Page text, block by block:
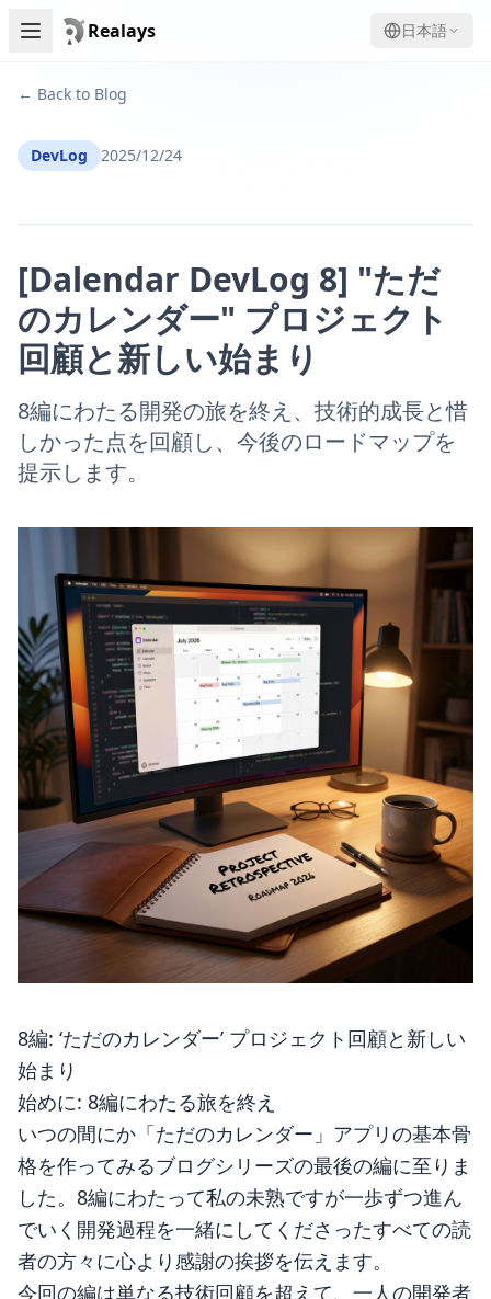
Realays 日本語
← Back to Blog
DevLog 2025/12/24
[Dalendar DevLog 8] "ただ
のカレンダー" プロジェクト
回顧と新しい始まり
8編にわたる開発の旅を終え、技術的成長と惜
しかった点を回顧し、今後のロードマップを
提示します。
8編: ‘ただのカレンダー’ プロジェクト回顧と新しい
始まり
始めに: 8編にわたる旅を終え
いつの間にか「ただのカレンダー」アプリの基本骨
格を作ってみるブログシリーズの最後の編に至りま
した。8編にわたって私の未熟ですが一歩ずつ進ん
でいく開発過程を一緒にしてくださったすべての読
者の方々に心より感謝の挨拶を伝えます。
今回の編は単なる技術回顧を超えて、一人の開発者